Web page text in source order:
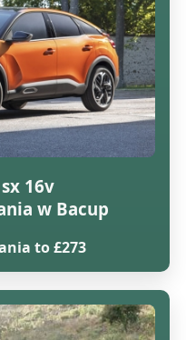
16v
w Bacup
to £273